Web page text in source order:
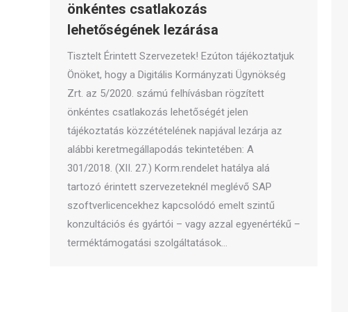
önkéntes csatlakozás
lehetőségének lezárása
Tisztelt Érintett Szervezetek! Ezúton tájékoztatjuk
Önöket, hogy a Digitális Kormányzati Ügynökség
Zrt. az 5/2020. számú felhívásban rögzített
önkéntes csatlakozás lehetőségét jelen
tájékoztatás közzétételének napjával lezárja az
alábbi keretmegállapodás tekintetében: A
301/2018. (XII. 27.) Korm.rendelet hatálya alá
tartozó érintett szervezeteknél meglévő SAP
szoftverlicencekhez kapcsolódó emelt szintű
konzultációs és gyártói – vagy azzal egyenértékű –
terméktámogatási szolgáltatások…